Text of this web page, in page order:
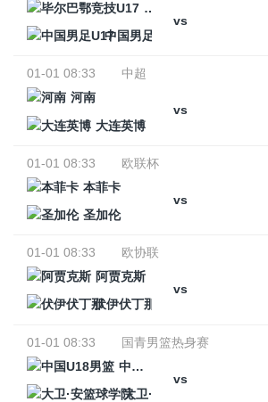
毕尔巴鄂竞技U17
vs
中国男足U17
01-01 08:33
中超
河南
vs
大连英博
01-01 08:33
欧联杯
本菲卡
vs
圣加伦
01-01 08:33
欧协联
阿贾克斯
vs
伏伊伏丁那
01-01 08:33
国青男篮热身赛
中国U18男篮
vs
大卫·安篮球学院